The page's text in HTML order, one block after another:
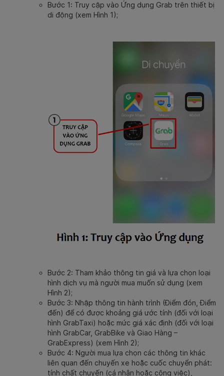
Bước 1: Truy cập vào Ứng dụng Grab trên thiết bị
di động (xem Hình 1);
Bước 2: Tham khảo thông tin giá và lựa chọn loại
hình dịch vụ mà người mua muốn sử dụng (xem
Hình 2);
Bước 3: Nhập thông tin hành trình (Điểm đón, Điểm
đến) để có được khoảng giá ước tính (đối với loại
hình GrabTaxi) hoặc mức giá xác định (đối với loại
hình GrabCar, GrabBike và Giao Hàng –
GrabExpress) (xem Hình 2);
Bước 4: Người mua lựa chọn các thông tin khác
liên quan đến chuyến xe hoặc cuốc chuyển phát:
tính chất chuyến (cá nhân hoặc công việc),